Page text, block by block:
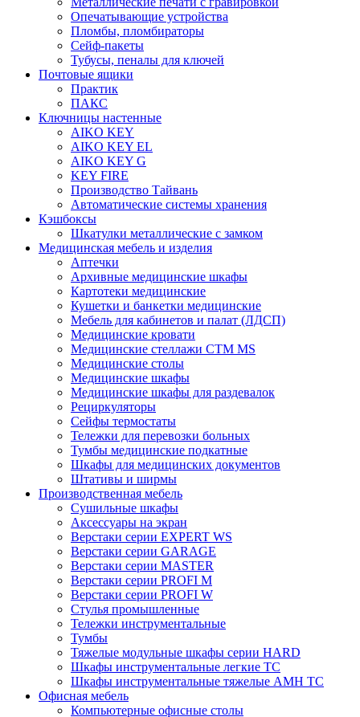
Опечатывающие устройства
Пломбы, пломбираторы
Сейф-пакеты
Тубусы, пеналы для ключей
Почтовые ящики
Практик
ПАКС
Ключницы настенные
AIKO KEY
AIKO KEY EL
AIKO KEY G
KEY FIRE
Производство Тайвань
Автоматические системы хранения
Кэшбоксы
Шкатулки металлические с замком
Медицинская мебель и изделия
Аптечки
Архивные медицинские шкафы
Картотеки медицинские
Кушетки и банкетки медицинские
Мебель для кабинетов и палат (ЛДСП)
Медицинские кровати
Медицинские стеллажи CTM MS
Медицинские столы
Медицинские шкафы
Медицинские шкафы для раздевалок
Рециркуляторы
Сейфы термостаты
Тележки для перевозки больных
Тумбы медицинские подкатные
Шкафы для медицинских документов
Штативы и ширмы
Производственная мебель
Cушильные шкафы
Аксессуары на экран
Верстаки серии EXPERT WS
Верстаки серии GARAGE
Верстаки серии MASTER
Верстаки серии PROFI M
Верстаки серии PROFI W
Стулья промышленные
Тележки инструментальные
Тумбы
Тяжелые модульные шкафы серии HARD
Шкафы инструментальные легкие ТС
Шкафы инструментальные тяжелые AMH TC
Офисная мебель
Компьютерные офисные столы